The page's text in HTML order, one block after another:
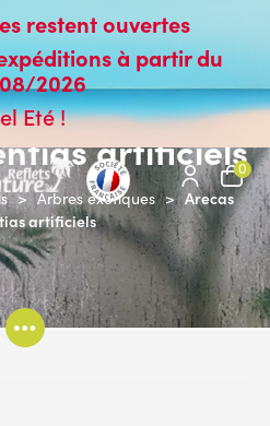
restent ouvertes
à partir du
2026
Eté !
0
artificiels
> Arbres exotiques > Arecas
artificiels